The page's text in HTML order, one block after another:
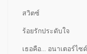
สวิตซ์
ร้อยรักประดับใจ
เธอคือ… อนาเตอร์ไซ